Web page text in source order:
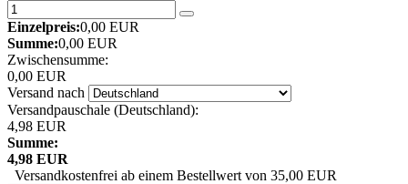
Einzelpreis:0,00 EUR
Summe:0,00 EUR
Zwischensumme:
0,00 EUR
Versand nach
Versandpauschale (Deutschland):
4,98 EUR
Summe:
4,98 EUR
Versandkostenfrei ab einem Bestellwert von 35,00 EUR